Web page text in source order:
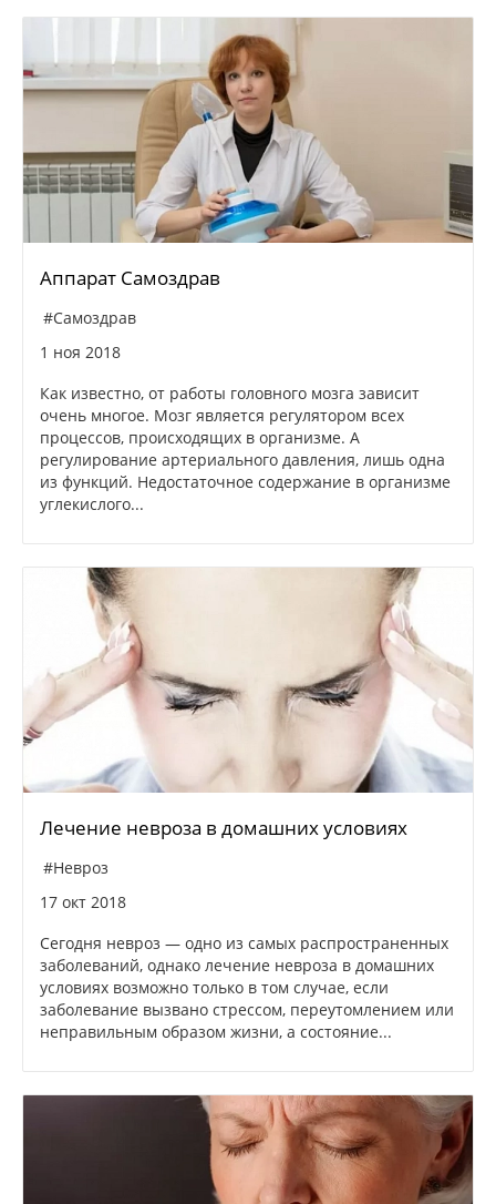
Аппарат Самоздрав
#Самоздрав
1 ноя 2018
Как известно, от работы головного мозга зависит
очень многое. Мозг является регулятором всех
процессов, происходящих в организме. А
регулирование артериального давления, лишь одна
из функций. Недостаточное содержание в организме
углекислого...
Лeчeниe невроза в домашних условиях
#Невроз
17 окт 2018
Сегодня невроз — одно из самых распространенных
заболеваний, однако лечение невроза в домашних
условиях возможно только в том случае, если
заболевание вызвано стрессом, переутомлением или
неправильным образом жизни, а состояние...